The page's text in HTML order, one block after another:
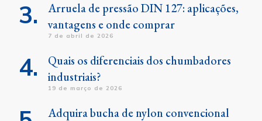
Arruela de pressão DIN 127: aplicações,
vantagens e onde comprar
7 de abril de 2026
Quais os diferenciais dos chumbadores
industriais?
19 de março de 2026
Adquira bucha de nylon convencional